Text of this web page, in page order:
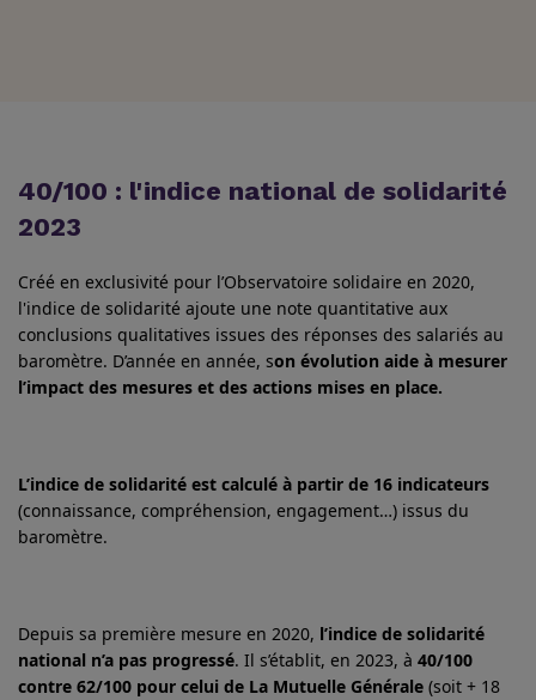
40/100 : l'indice national de solidarité
2023
Créé en exclusivité pour l’Observatoire solidaire en 2020,
l'indice de solidarité ajoute une note quantitative aux
conclusions qualitatives issues des réponses des salariés au
baromètre. D’année en année, son évolution aide à mesurer
l’impact des mesures et des actions mises en place.
L’indice de solidarité est calculé à partir de 16 indicateurs
(connaissance, compréhension, engagement…) issus du
baromètre.
Depuis sa première mesure en 2020, l’indice de solidarité
national n’a pas progressé. Il s’établit, en 2023, à 40/100
contre 62/100 pour celui de La Mutuelle Générale (soit + 18